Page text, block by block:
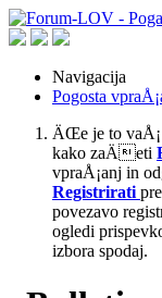
Navigacija
Pogosta
ÄŒe je to
kako zaÄeti
vpraÅ¡anj in
Registrirati
povezavo
ogledi
izbora spodaj.